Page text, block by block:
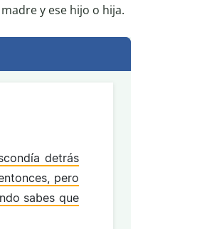
y ese hijo o hija.
detrás
pero
sabes que